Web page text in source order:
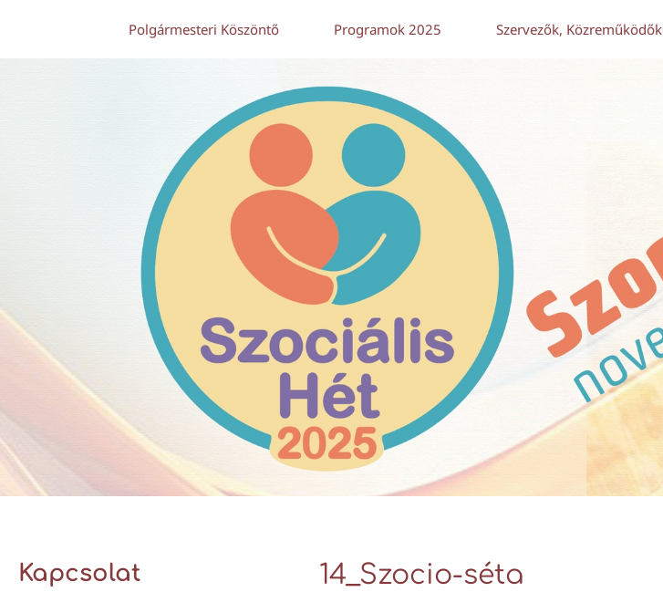
Polgármesteri Köszöntő Programok 2025 Szervezők, Közreműködők
Kapcsolat 14_Szocio-séta